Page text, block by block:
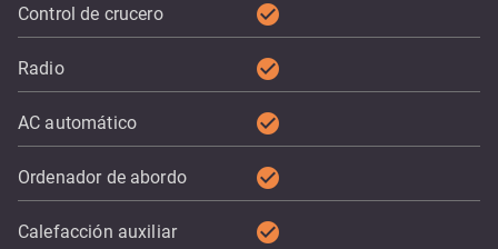
Control de crucero check_circle
Radio check_circle
AC automático check_circle
Ordenador de abordo check_circle
Calefacción auxiliar check_circle